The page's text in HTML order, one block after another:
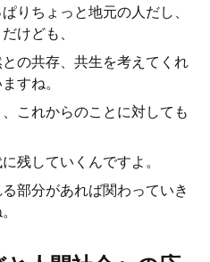
りちょっと地元の人だし、
けども、
の共存、共生を考えてくれ
すね。
これからのことに対しても
残していくんですよ。
部分があれば関わっていき